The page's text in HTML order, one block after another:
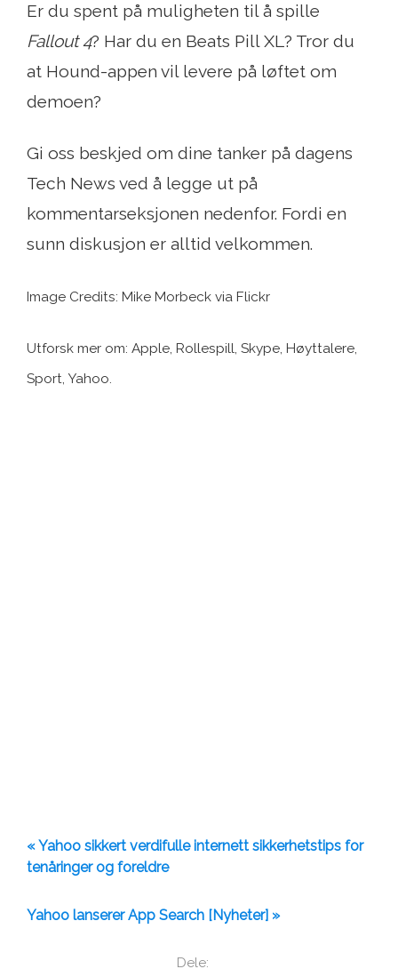
Dele:
Er du spent på muligheten til å spille
Fallout 4? Har du en Beats Pill XL? Tror du
at Hound-appen vil levere på løftet om
demoen?
Gi oss beskjed om dine tanker på dagens
Tech News ved å legge ut på
kommentarseksjonen nedenfor. Fordi en
sunn diskusjon er alltid velkommen.
Image Credits: Mike Morbeck via Flickr
Utforsk mer om: Apple, Rollespill, Skype, Høyttalere,
Sport, Yahoo.
« Yahoo sikkert verdifulle internett sikkerhetstips for
tenåringer og foreldre
Yahoo lanserer App Search [Nyheter] »